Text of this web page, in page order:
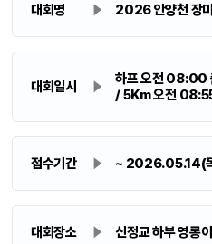
대회명 2026 안양천 장
대회일시
하프 오전 08:00
/ 5Km 오전
접수기간 ~ 2026.05.14(
대회장소 신정교 하부 영롱